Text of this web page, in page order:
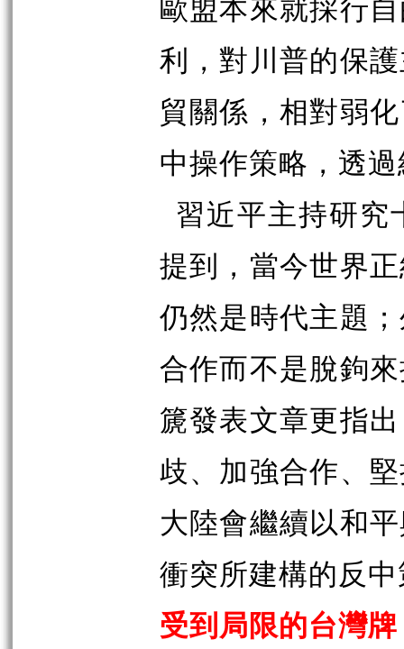
利，對川普的保
貿關係，相對弱
中操作策略，透
習近平主持研究
提到，當今世界
仍然是時代主題
合作而不是脫鉤
篪發表文章更指
歧、加強合作、
大陸會繼續以和
衝突所建構的反
受到局限的台灣牌